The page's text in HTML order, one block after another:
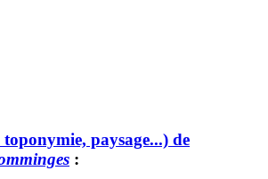
paysage...) de
: